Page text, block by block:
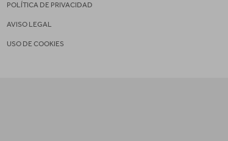
POLÍTICA DE PRIVACIDAD
AVISO LEGAL
USO DE COOKIES